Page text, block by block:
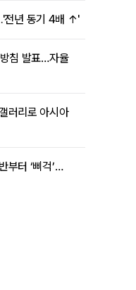
전년 동기 4배 ↑'
침 발표…자율
러리로 아시아
부터 ‘삐걱’…